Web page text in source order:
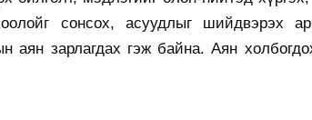
сонсох, асуудлыг шийдвэрэх
зарлагдах гэж байна. Аян